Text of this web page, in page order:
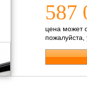
587
цена может
пожалуйста,